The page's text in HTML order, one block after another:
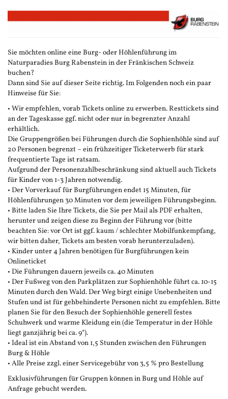
Zum
Haupt-
Sie möchten online eine Burg- oder Höhlenführung im
Naturparadies Burg Rabenstein in der Fränkischen Schweiz
buchen?
Dann sind Sie auf dieser Seite richtig. Im Folgenden noch ein paar
Hinweise für Sie:
• Wir empfehlen, vorab Tickets online zu erwerben. Resttickets sind
an der Tageskasse ggf. nicht oder nur in begrenzter Anzahl
erhältlich.
Die Gruppengrößen bei Führungen durch die Sophienhöhle sind auf
20 Personen begrenzt – ein frühzeitiger Ticketerwerb für stark
frequentierte Tage ist ratsam.
Aufgrund der Personenzahlbeschränkung sind aktuell auch Tickets
für Kinder von 1-3 Jahren notwendig.
• Der Vorverkauf für Burgführungen endet 15 Minuten, für
Höhlenführungen 30 Minuten vor dem jeweiligen Führungsbeginn.
• Bitte laden Sie Ihre Tickets, die Sie per Mail als PDF erhalten,
herunter und zeigen diese zu Beginn der Führung vor (bitte
beachten Sie: vor Ort ist ggf. kaum / schlechter Mobilfunkempfang,
wir bitten daher, Tickets am besten vorab herunterzuladen).
• Kinder unter 4 Jahren benötigen für Burgführungen kein
Onlineticket
• Die Führungen dauern jeweils ca. 40 Minuten
• Der Fußweg von den Parkplätzen zur Sophienhöhle führt ca. 10-15
Minuten durch den Wald. Der Weg birgt einige Unebenheiten und
Stufen und ist für gehbehinderte Personen nicht zu empfehlen. Bitte
planen Sie für den Besuch der Sophienhöhle generell festes
Schuhwerk und warme Kleidung ein (die Temperatur in der Höhle
liegt ganzjährig bei ca. 9°).
• Ideal ist ein Abstand von 1,5 Stunden zwischen den Führungen
Burg & Höhle
• Alle Preise zzgl. einer Servicegebühr von 3,5 % pro Bestellung
Exklusivführungen für Gruppen können in Burg und Höhle auf
Anfrage gebucht werden.